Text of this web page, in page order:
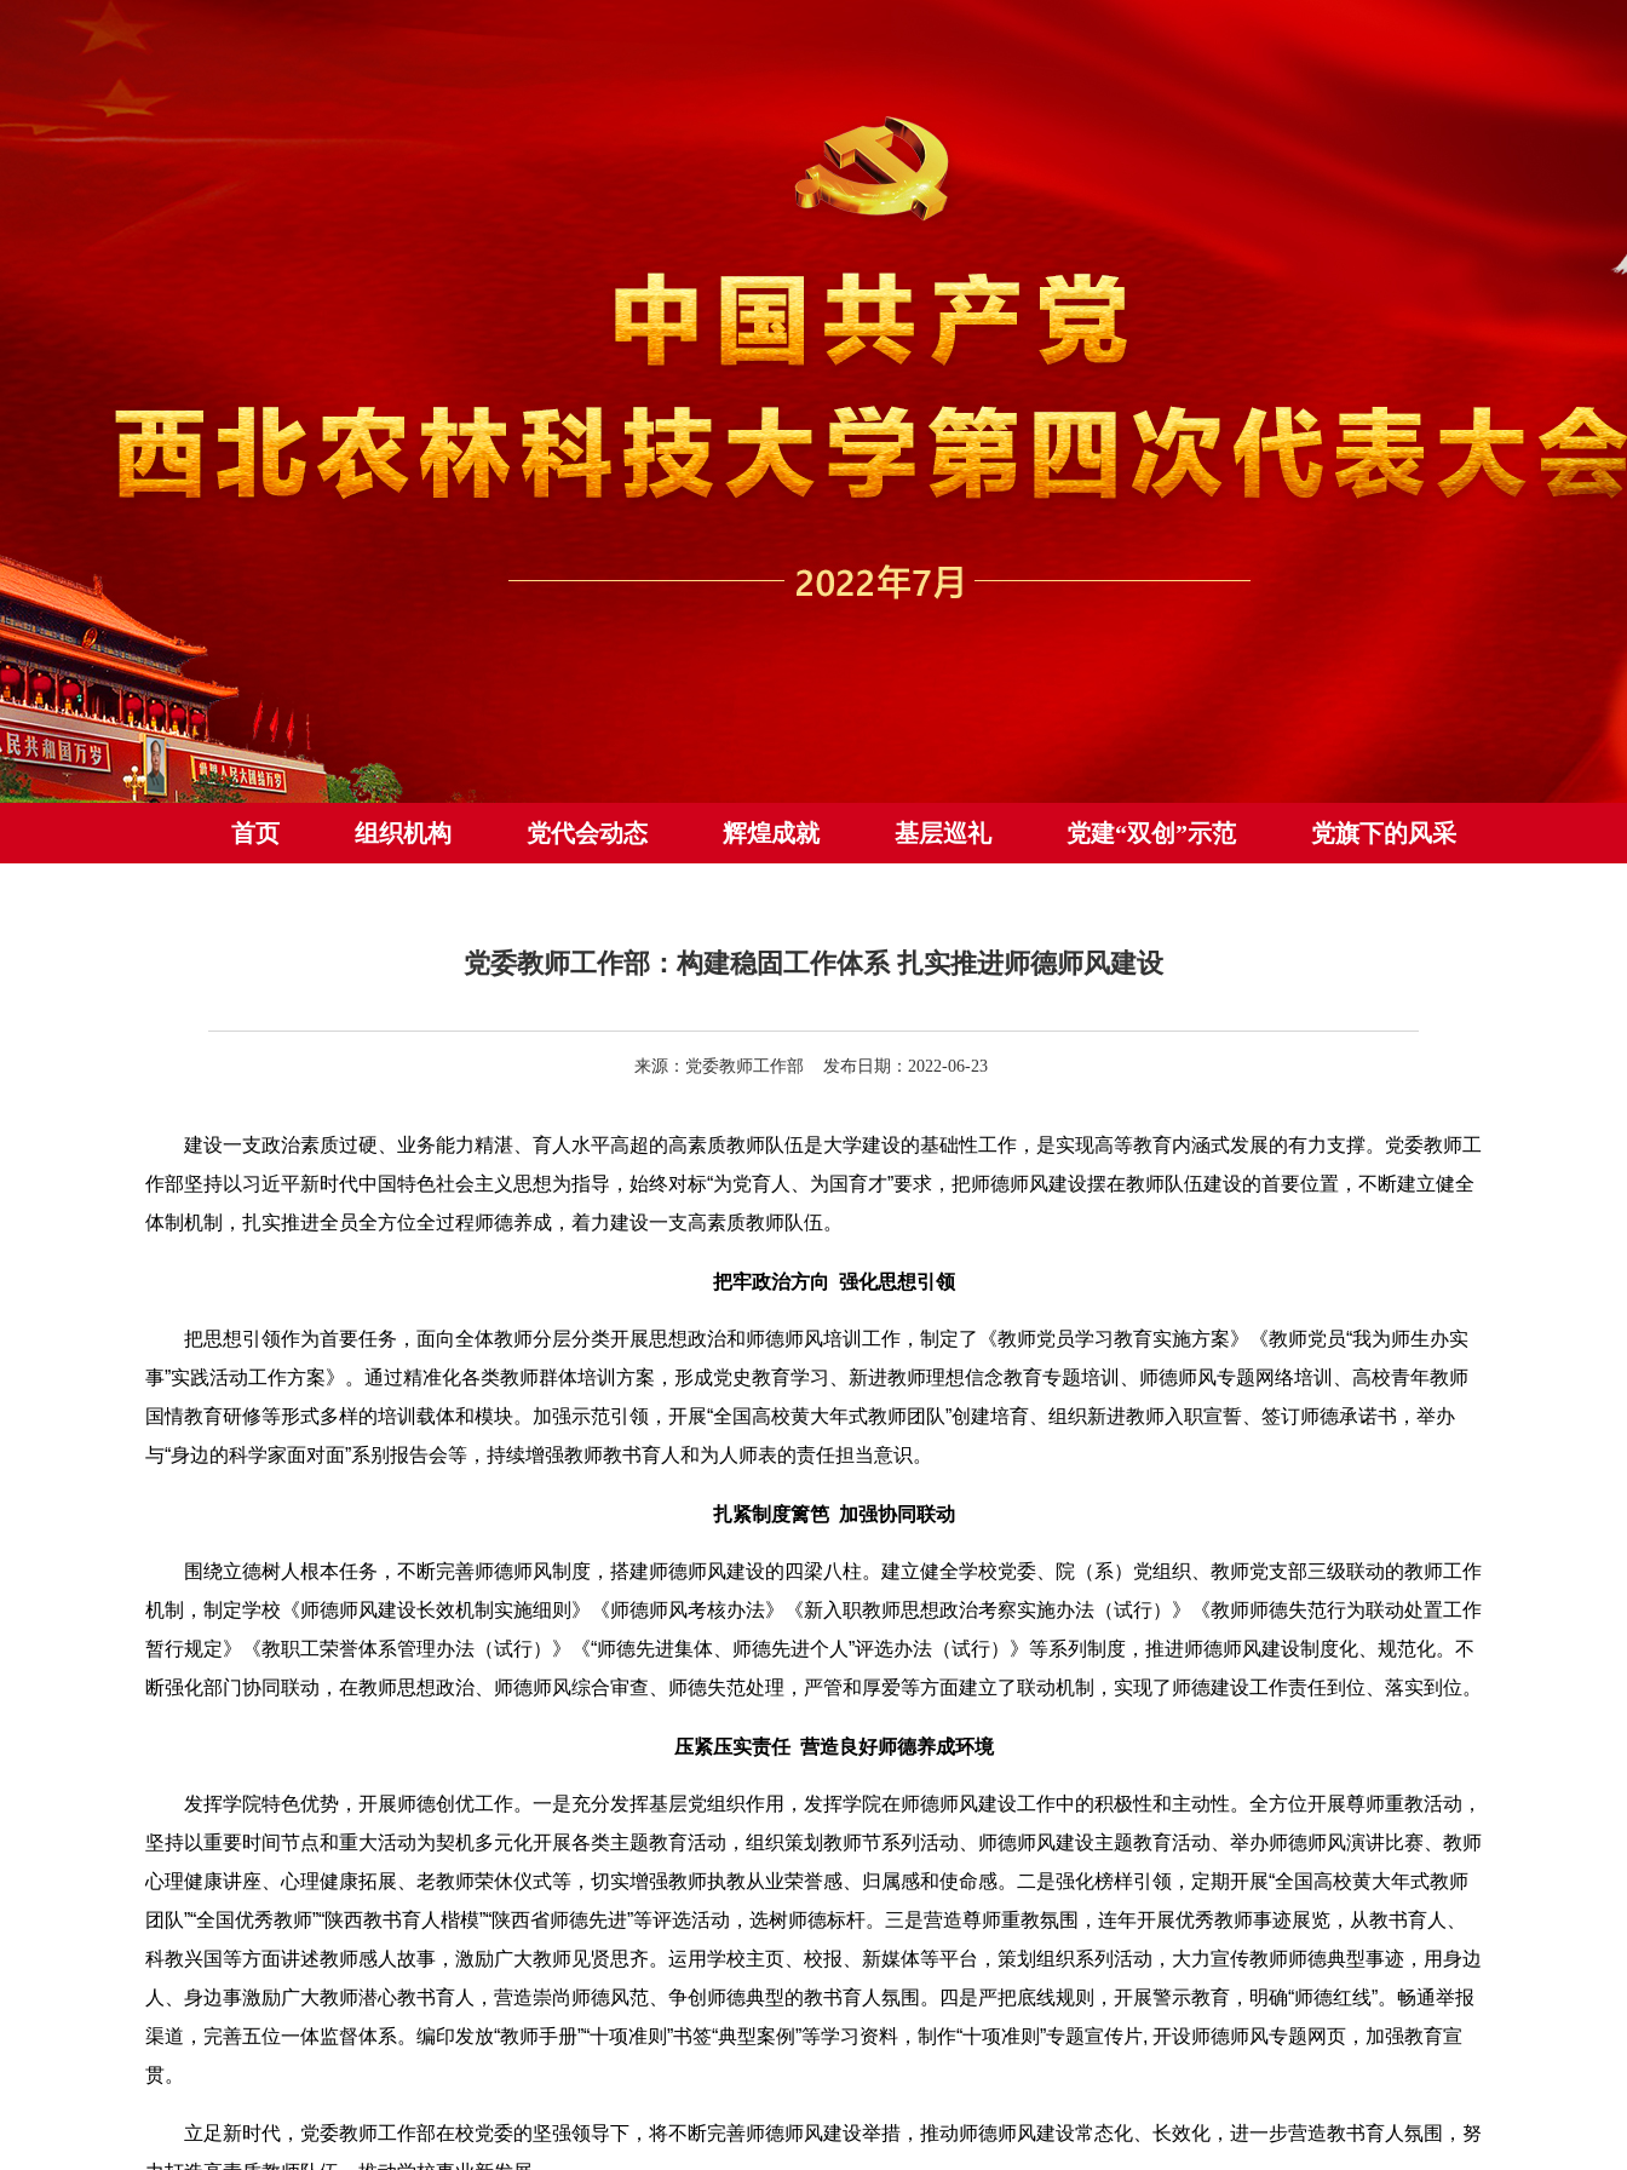
首页 组织机构 党代会动态 辉煌成就 基层巡礼 党建“双创”示范 党旗下的风采
党委教师工作部：构建稳固工作体系 扎实推进师德师风建设
来源：党委教师工作部 发布日期：2022-06-23
建设一支政治素质过硬、业务能力精湛、育人水平高超的高素质教师队伍是大学建设的基础性工作，是实现高等教育内涵式发展的有力支撑。党委教师工
作部坚持以习近平新时代中国特色社会主义思想为指导，始终对标“为党育人、为国育才”要求，把师德师风建设摆在教师队伍建设的首要位置，不断建立健全
体制机制，扎实推进全员全方位全过程师德养成，着力建设一支高素质教师队伍。
把牢政治方向 强化思想引领
把思想引领作为首要任务，面向全体教师分层分类开展思想政治和师德师风培训工作，制定了《教师党员学习教育实施方案》《教师党员“我为师生办实
事”实践活动工作方案》。通过精准化各类教师群体培训方案，形成党史教育学习、新进教师理想信念教育专题培训、师德师风专题网络培训、高校青年教师
国情教育研修等形式多样的培训载体和模块。加强示范引领，开展“全国高校黄大年式教师团队”创建培育、组织新进教师入职宣誓、签订师德承诺书，举办
与“身边的科学家面对面”系别报告会等，持续增强教师教书育人和为人师表的责任担当意识。
扎紧制度篱笆 加强协同联动
围绕立德树人根本任务，不断完善师德师风制度，搭建师德师风建设的四梁八柱。建立健全学校党委、院（系）党组织、教师党支部三级联动的教师工作
机制，制定学校《师德师风建设长效机制实施细则》《师德师风考核办法》《新入职教师思想政治考察实施办法（试行）》《教师师德失范行为联动处置工作
暂行规定》《教职工荣誉体系管理办法（试行）》《“师德先进集体、师德先进个人”评选办法（试行）》等系列制度，推进师德师风建设制度化、规范化。不
断强化部门协同联动，在教师思想政治、师德师风综合审查、师德失范处理，严管和厚爱等方面建立了联动机制，实现了师德建设工作责任到位、落实到位。
压紧压实责任 营造良好师德养成环境
发挥学院特色优势，开展师德创优工作。一是充分发挥基层党组织作用，发挥学院在师德师风建设工作中的积极性和主动性。全方位开展尊师重教活动，
坚持以重要时间节点和重大活动为契机多元化开展各类主题教育活动，组织策划教师节系列活动、师德师风建设主题教育活动、举办师德师风演讲比赛、教师
心理健康讲座、心理健康拓展、老教师荣休仪式等，切实增强教师执教从业荣誉感、归属感和使命感。二是强化榜样引领，定期开展“全国高校黄大年式教师
团队”“全国优秀教师”“陕西教书育人楷模”“陕西省师德先进”等评选活动，选树师德标杆。三是营造尊师重教氛围，连年开展优秀教师事迹展览，从教书育人、
科教兴国等方面讲述教师感人故事，激励广大教师见贤思齐。运用学校主页、校报、新媒体等平台，策划组织系列活动，大力宣传教师师德典型事迹，用身边
人、身边事激励广大教师潜心教书育人，营造崇尚师德风范、争创师德典型的教书育人氛围。四是严把底线规则，开展警示教育，明确“师德红线”。畅通举报
渠道，完善五位一体监督体系。编印发放“教师手册”“十项准则”书签“典型案例”等学习资料，制作“十项准则”专题宣传片, 开设师德师风专题网页，加强教育宣
贯。
立足新时代，党委教师工作部在校党委的坚强领导下，将不断完善师德师风建设举措，推动师德师风建设常态化、长效化，进一步营造教书育人氛围，努